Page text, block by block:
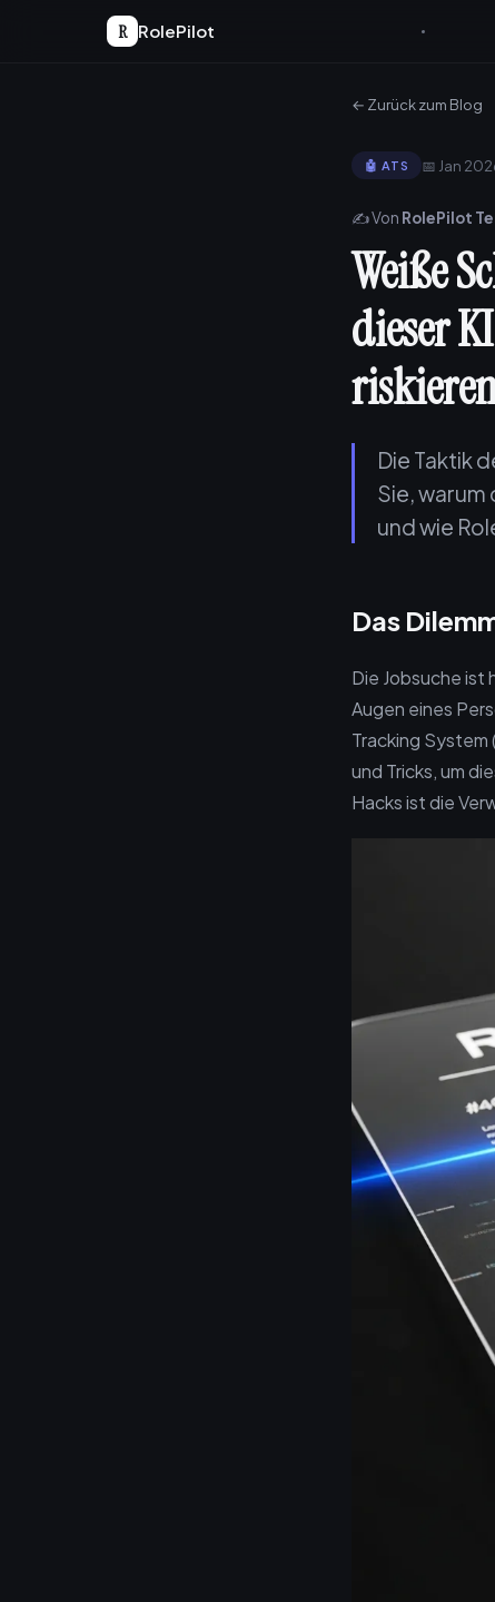
R RolePilot
← Zurück zum Blog
🤖 ATS 📅 Jan
✍️ Von RolePilot
Weiße
dieser
Die Taktik
Sie,
und wie
Das
Die Jobsuche ist
Augen eines
Tracking System
und Tricks, um
Hacks ist die